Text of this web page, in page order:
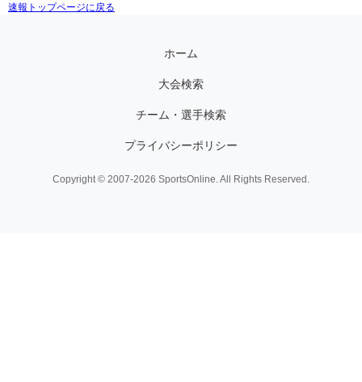
速報トップページに戻る
ホーム
大会検索
チーム・選手検索
プライバシーポリシー
Copyright © 2007-2026 SportsOnline. All Rights Reserved.